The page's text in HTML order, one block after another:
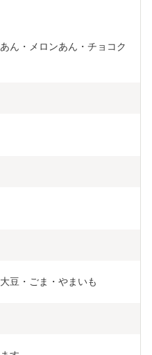
ん・メロンあん・チョコク
豆・ごま・やまいも